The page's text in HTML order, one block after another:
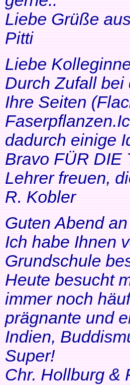
Liebe Grüße
Pitti
Liebe
Durch Zufall bei
Ihre Seiten
dadurch einige
Bravo FÜR DIE
Lehrer freuen,
R. Kobler
Guten Abend
Ich habe Ihnen
Grundschule
Heute besucht
immer noch
prägnante und
Indien,
Super!
Chr. Hollburg &